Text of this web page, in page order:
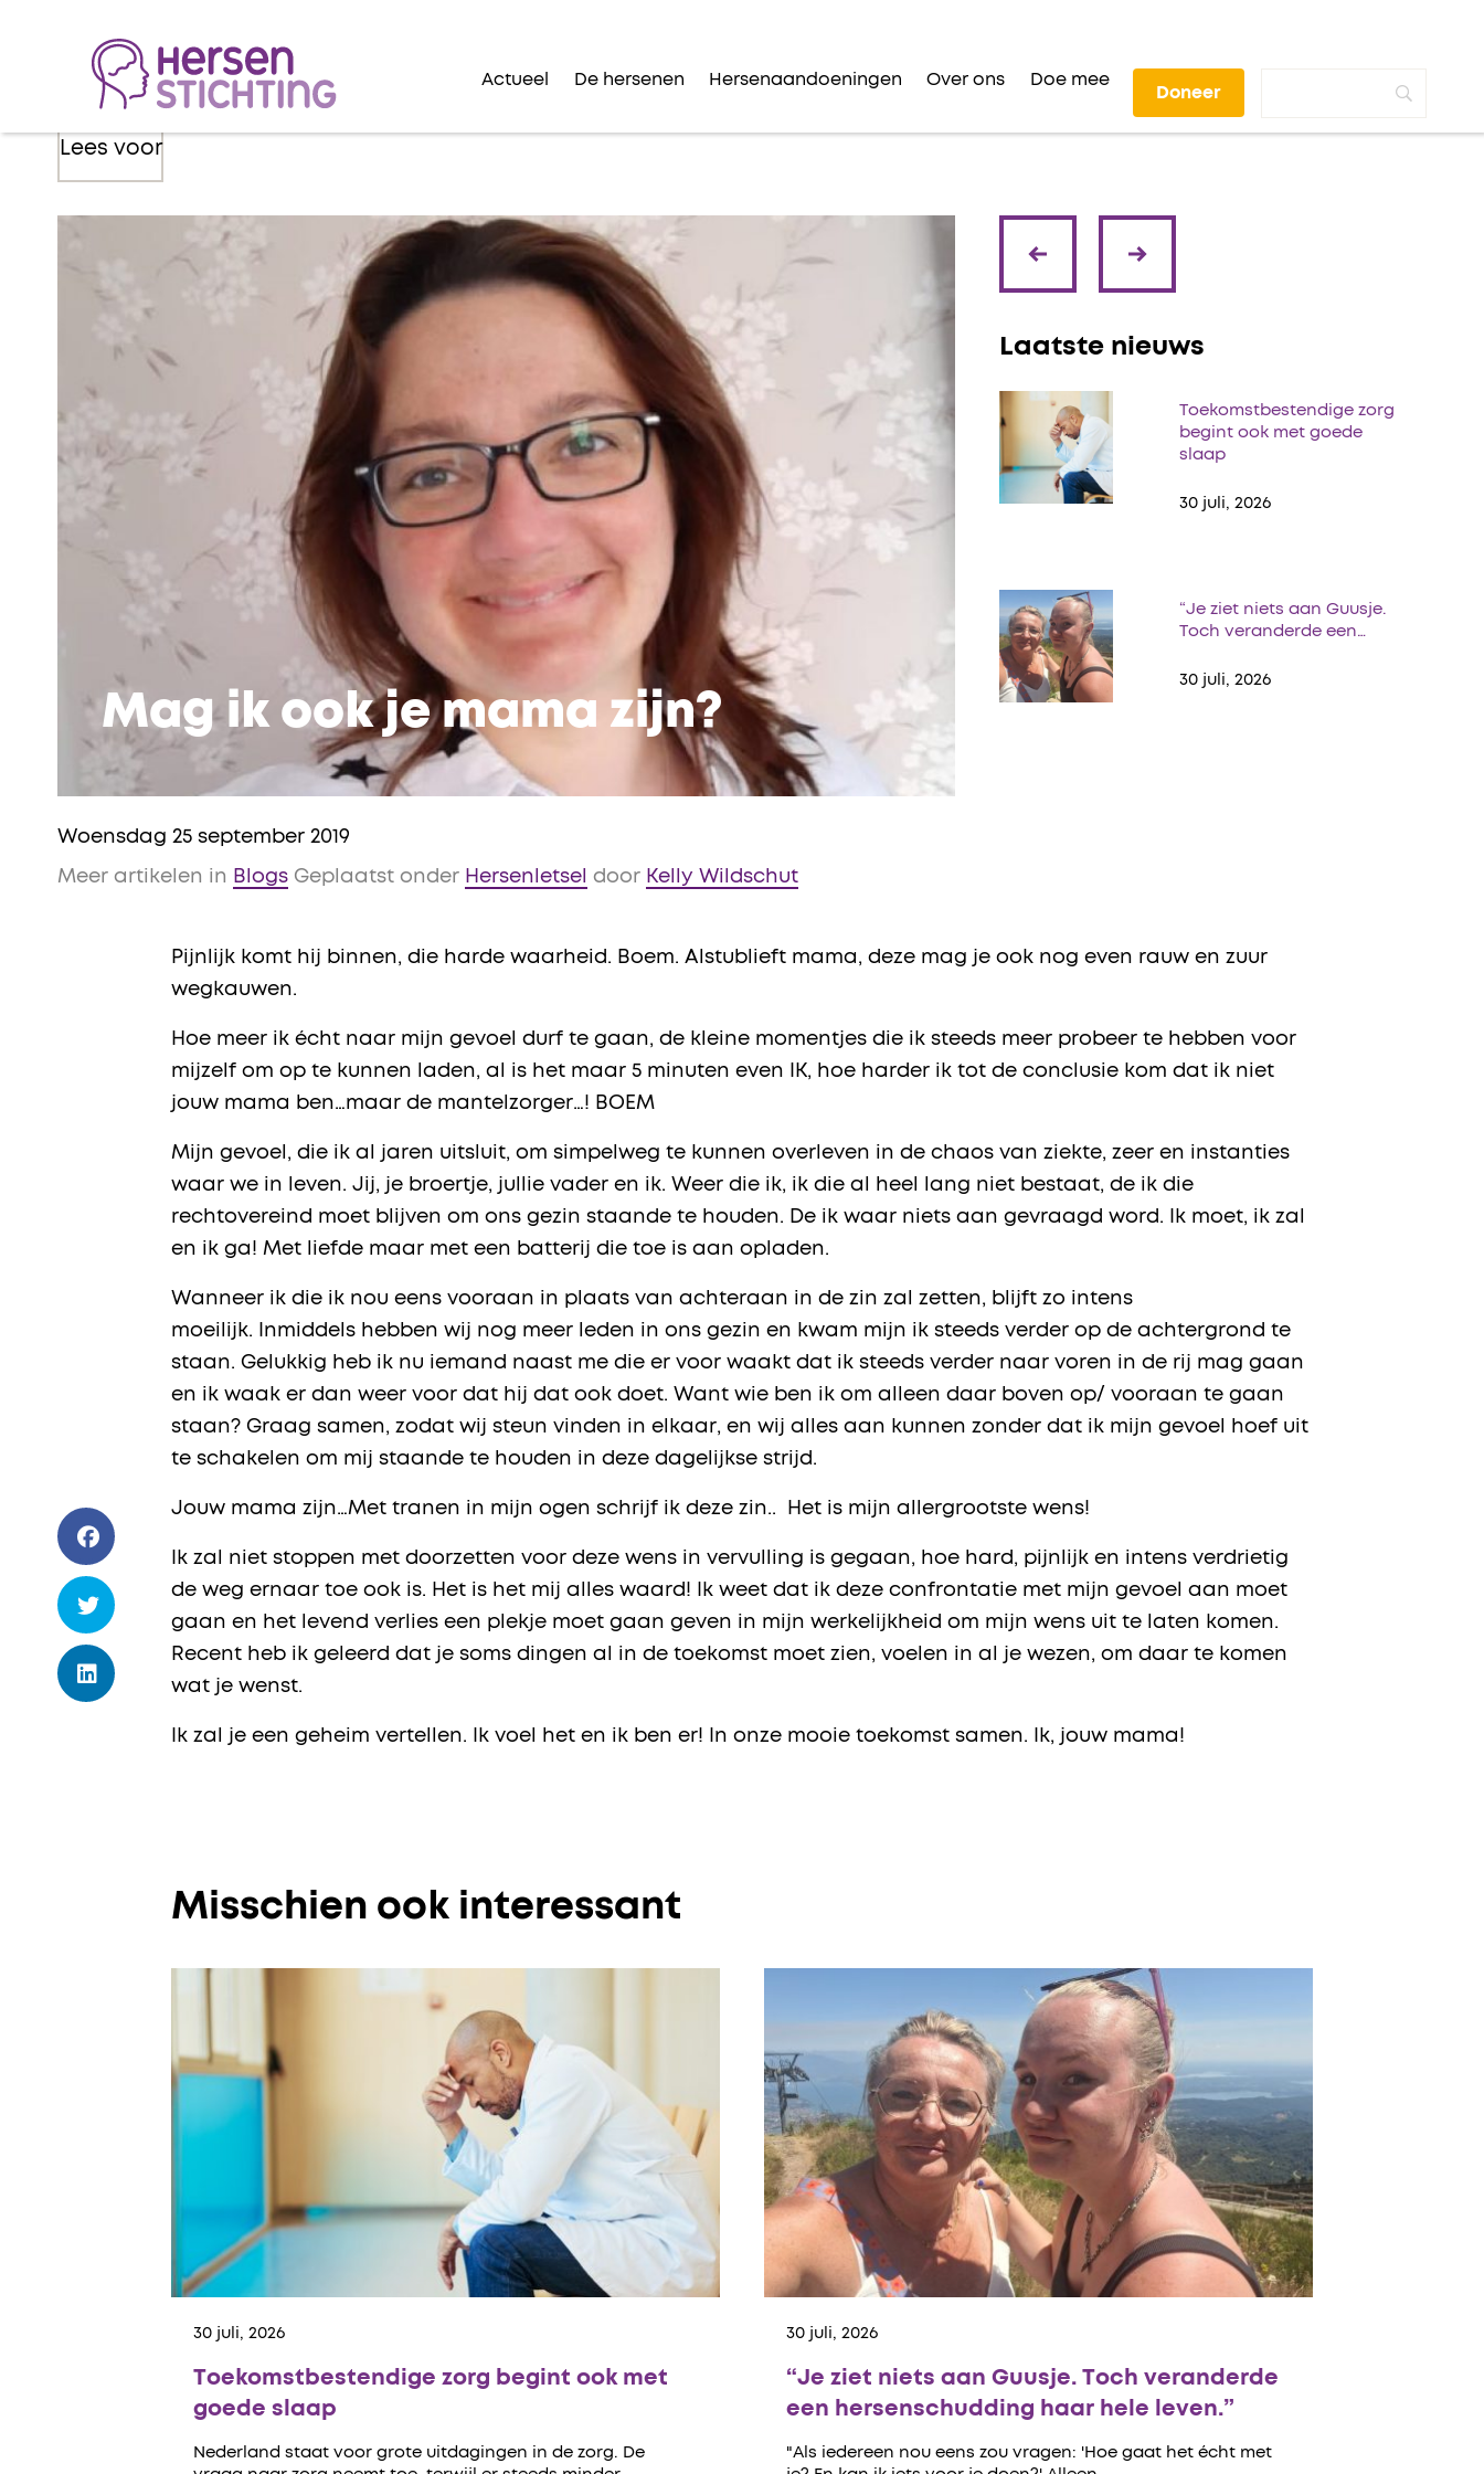
Actueel De hersenen Hersenaandoeningen Over ons Doe mee
Doneer
Lees voor
Mag ik ook je mama zijn?
Laatste nieuws
Toekomstbestendige zorg
begint ook met goede
slaap
30 juli, 2026
“Je ziet niets aan Guusje.
Toch veranderde een…
30 juli, 2026
Woensdag 25 september 2019
Meer artikelen in Blogs Geplaatst onder Hersenletsel door Kelly Wildschut
Pijnlijk komt hij binnen, die harde waarheid. Boem. Alstublieft mama, deze mag je ook nog even rauw en zuur
wegkauwen.
Hoe meer ik écht naar mijn gevoel durf te gaan, de kleine momentjes die ik steeds meer probeer te hebben voor
mijzelf om op te kunnen laden, al is het maar 5 minuten even IK, hoe harder ik tot de conclusie kom dat ik niet
jouw mama ben…maar de mantelzorger…! BOEM
Mijn gevoel, die ik al jaren uitsluit, om simpelweg te kunnen overleven in de chaos van ziekte, zeer en instanties
waar we in leven. Jij, je broertje, jullie vader en ik. Weer die ik, ik die al heel lang niet bestaat, de ik die
rechtovereind moet blijven om ons gezin staande te houden. De ik waar niets aan gevraagd word. Ik moet, ik zal
en ik ga! Met liefde maar met een batterij die toe is aan opladen.
Wanneer ik die ik nou eens vooraan in plaats van achteraan in de zin zal zetten, blijft zo intens
moeilijk. Inmiddels hebben wij nog meer leden in ons gezin en kwam mijn ik steeds verder op de achtergrond te
staan. Gelukkig heb ik nu iemand naast me die er voor waakt dat ik steeds verder naar voren in de rij mag gaan
en ik waak er dan weer voor dat hij dat ook doet. Want wie ben ik om alleen daar boven op/ vooraan te gaan
staan? Graag samen, zodat wij steun vinden in elkaar, en wij alles aan kunnen zonder dat ik mijn gevoel hoef uit
te schakelen om mij staande te houden in deze dagelijkse strijd.
Jouw mama zijn…Met tranen in mijn ogen schrijf ik deze zin.. Het is mijn allergrootste wens!
Ik zal niet stoppen met doorzetten voor deze wens in vervulling is gegaan, hoe hard, pijnlijk en intens verdrietig
de weg ernaar toe ook is. Het is het mij alles waard! Ik weet dat ik deze confrontatie met mijn gevoel aan moet
gaan en het levend verlies een plekje moet gaan geven in mijn werkelijkheid om mijn wens uit te laten komen.
Recent heb ik geleerd dat je soms dingen al in de toekomst moet zien, voelen in al je wezen, om daar te komen
wat je wenst.
Ik zal je een geheim vertellen. Ik voel het en ik ben er! In onze mooie toekomst samen. Ik, jouw mama!
Misschien ook interessant
30 juli, 2026
Toekomstbestendige zorg begint ook met
goede slaap
Nederland staat voor grote uitdagingen in de zorg. De
30 juli, 2026
“Je ziet niets aan Guusje. Toch veranderde
een hersenschudding haar hele leven.”
"Als iedereen nou eens zou vragen: 'Hoe gaat het écht met